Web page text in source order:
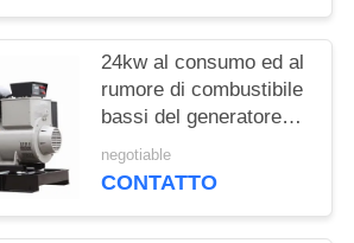
24kw al consumo ed al
rumore di combustibile
bassi del generatore
diesel di 800kw
Perkins
negotiable
CONTATTO